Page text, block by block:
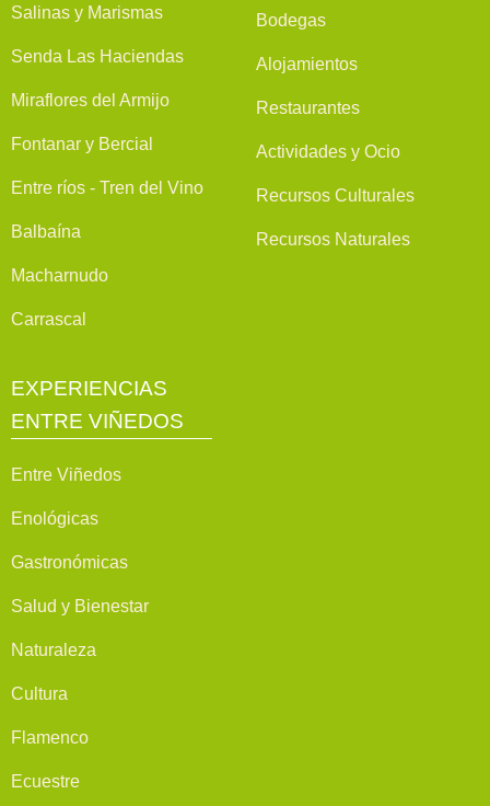
Salinas y Marismas
Senda Las Haciendas
Miraflores del Armijo
Fontanar y Bercial
Entre ríos - Tren del Vino
Balbaína
Macharnudo
Carrascal
Bodegas
Alojamientos
Restaurantes
Actividades y Ocio
Recursos Culturales
Recursos Naturales
EXPERIENCIAS
ENTRE VIÑEDOS
Entre Viñedos
Enológicas
Gastronómicas
Salud y Bienestar
Naturaleza
Cultura
Flamenco
Ecuestre